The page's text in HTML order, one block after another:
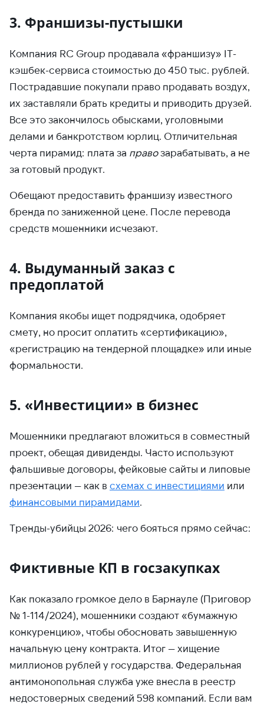
3. Франшизы-пустышки
Компания RC Group продавала «франшизу» IT-
кэшбек-сервиса стоимостью до 450 тыс. рублей.
Пострадавшие покупали право продавать воздух,
их заставляли брать кредиты и приводить друзей.
Все это закончилось обысками, уголовными
делами и банкротством юрлиц. Отличительная
черта пирамид: плата за правозарабатывать, а не
за готовый продукт.
Обещают предоставить франшизу известного
бренда по заниженной цене. После перевода
средств мошенники исчезают.
4. Выдуманный заказ с
предоплатой
Компания якобы ищет подрядчика, одобряет
смету, но просит оплатить «сертификацию»,
«регистрацию на тендерной площадке» или иные
формальности.
5. «Инвестиции» в бизнес
Мошенники предлагают вложиться в совместный
проект, обещая дивиденды. Часто используют
фальшивые договоры, фейковые сайты и липовые
презентации — как в схемах с инвестициями или
финансовыми пирамидами.
Тренды-убийцы 2026: чего бояться прямо сейчас:
Фиктивные КП в госзакупках
Как показало громкое дело в Барнауле (Приговор
№ 1-114/2024), мошенники создают «бумажную
конкуренцию», чтобы обосновать завышенную
начальную цену контракта. Итог — хищение
миллионов рублей у государства. Федеральная
антимонопольная служба уже внесла в реестр
недостоверных сведений 598 компаний. Если вам